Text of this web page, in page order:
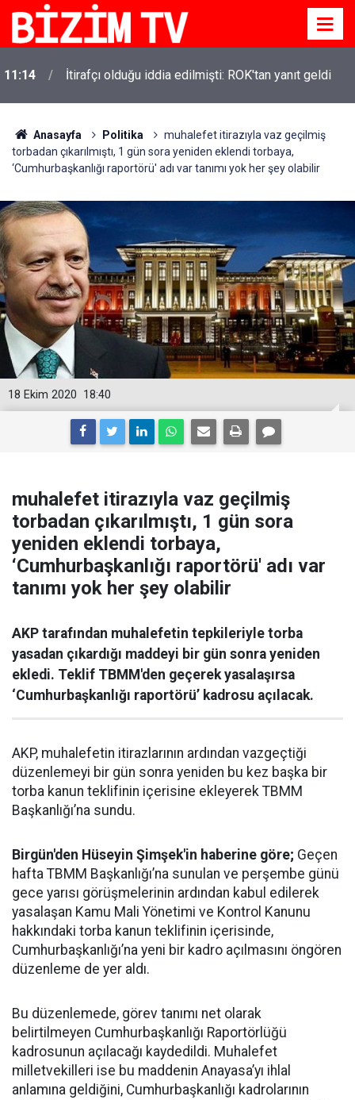
11:14 İtirafçı olduğu iddia edilmişti: ROK'tan yanıt geldi
Anasayfa Politika
muhalefet itirazıyla vaz geçilmiş
torbadan çıkarılmıştı, 1 gün sora yeniden eklendi torbaya,
‘Cumhurbaşkanlığı raportörü' adı var tanımı yok her şey olabilir
18:40
18 Ekim 2020
muhalefet itirazıyla vaz geçilmiş
torbadan çıkarılmıştı, 1 gün sora
yeniden eklendi torbaya,
‘Cumhurbaşkanlığı raportörü' adı var
tanımı yok her şey olabilir
AKP tarafından muhalefetin tepkileriyle torba
yasadan çıkardığı maddeyi bir gün sonra yeniden
ekledi. Teklif TBMM'den geçerek yasalaşırsa
‘Cumhurbaşkanlığı raportörü’ kadrosu açılacak.
AKP, muhalefetin itirazlarının ardından vazgeçtiği
düzenlemeyi bir gün sonra yeniden bu kez başka bir
torba kanun teklifinin içerisine ekleyerek TBMM
Başkanlığı’na sundu.
Birgün'den Hüseyin Şimşek'in haberine göre; Geçen
hafta TBMM Başkanlığı’na sunulan ve perşembe günü
gece yarısı görüşmelerinin ardından kabul edilerek
yasalaşan Kamu Mali Yönetimi ve Kontrol Kanunu
hakkındaki torba kanun teklifinin içerisinde,
Cumhurbaşkanlığı’na yeni bir kadro açılmasını öngören
düzenleme de yer aldı.
Bu düzenlemede, görev tanımı net olarak
belirtilmeyen Cumhurbaşkanlığı Raportörlüğü
kadrosunun açılacağı kaydedildi. Muhalefet
milletvekilleri ise bu maddenin Anayasa’yı ihlal
anlamına geldiğini, Cumhurbaşkanlığı kadrolarının